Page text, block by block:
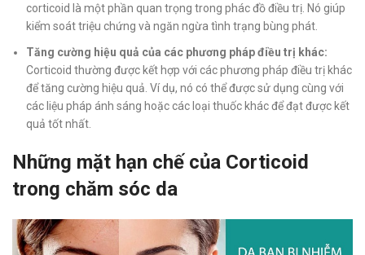
corticoid là một phần quan trọng trong phác đồ điều trị. Nó giúp
kiểm soát triệu chứng và ngăn ngừa tình trạng bùng phát.
Tăng cường hiệu quả của các phương pháp điều trị khác:
Corticoid thường được kết hợp với các phương pháp điều trị khác
để tăng cường hiệu quả. Ví dụ, nó có thể được sử dụng cùng với
các liệu pháp ánh sáng hoặc các loại thuốc khác để đạt được kết
quả tốt nhất.
Những mặt hạn chế của Corticoid
trong chăm sóc da